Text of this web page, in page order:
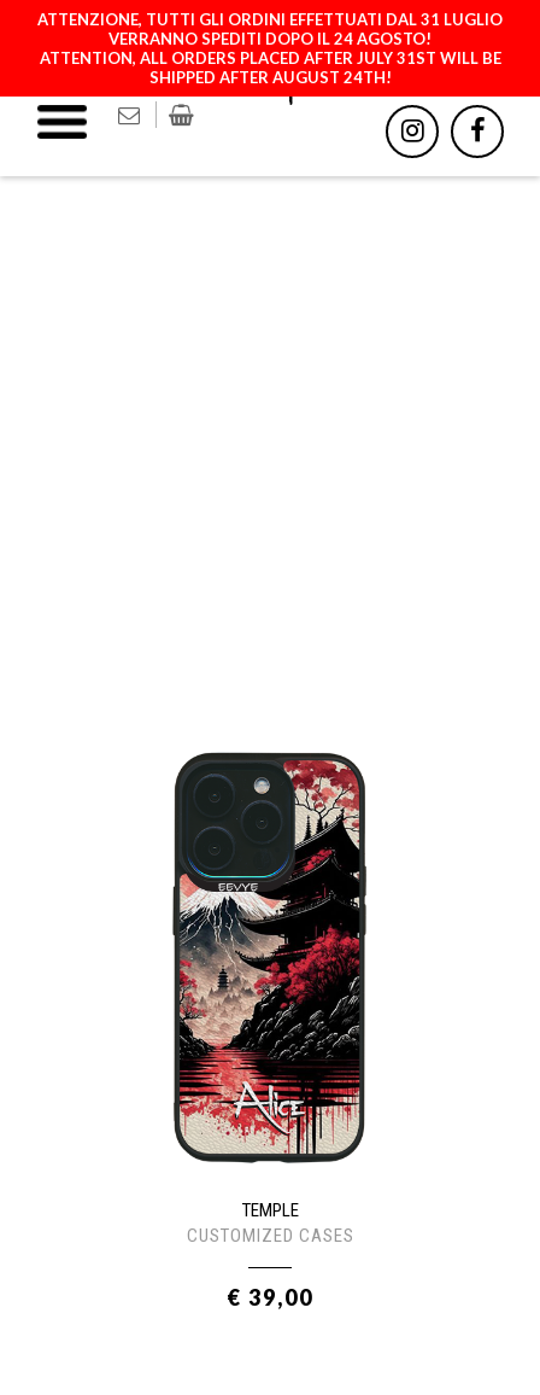
ATTENZIONE, TUTTI GLI ORDINI EFFETTUATI DAL 31 LUGLIO
VERRANNO SPEDITI DOPO IL 24 AGOSTO!
ATTENTION, ALL ORDERS PLACED AFTER JULY 31ST WILL BE
SHIPPED AFTER AUGUST 24TH!
TEMPLE
CUSTOMIZED CASES
€ 39,00